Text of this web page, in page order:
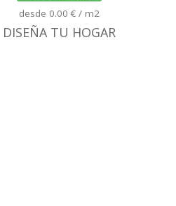
desde 0.00 € / m2
DISEÑA TU HOGAR